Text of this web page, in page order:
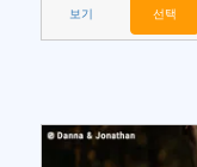
보기 선택